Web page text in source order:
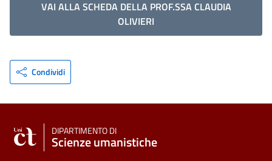
VAI ALLA SCHEDA DELLA PROF.SSA CLAUDIA
OLIVIERI
Condividi
DIPARTIMENTO DI
Scienze umanistiche